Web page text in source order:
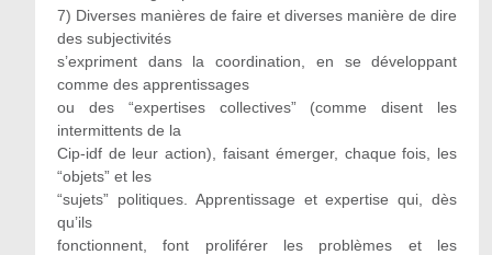
7) Diverses manières de faire et diverses manière de dire
des subjectivités
s’expriment dans la coordination, en se développant
comme des apprentissages
ou des “expertises collectives” (comme disent les
intermittents de la
Cip-idf de leur action), faisant émerger, chaque fois, les
“objets” et les
“sujets” politiques. Apprentissage et expertise qui, dès
qu’ils
fonctionnent, font proliférer les problèmes et les